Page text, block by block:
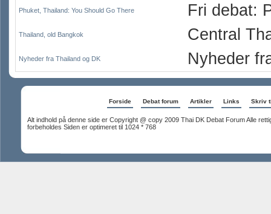
Phuket, Thailand: You Should Go There Fri debat:
Thailand, old Bangkok Central
Nyheder fra Thailand og DK Nyheder
Forside Debat forum Artikler Links Skriv
Alt indhold på denne side er Copyright @ copy 2009 Thai DK Debat Forum Alle
forbeholdes Siden er optimeret til 1024 * 768